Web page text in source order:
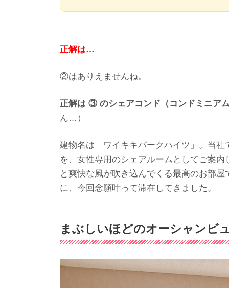
正解は…
②はありえませんね。
正解は ③ のシェアコンド（コンドミニア
ん…）
建物名は「ワイキキパークハイツ」。当
を、女性専用のシェアルームとしてご案
と爽快な風が吹き込んでくる最高のお部
に、今回念願叶って滞在してきました。
まぶしいほどのオーシャンビ